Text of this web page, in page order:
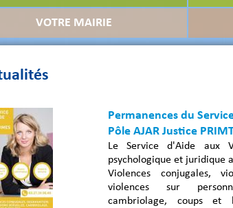
VOTRE MAIRIE
Permanences du
Pôle AJAR Justice
Le Service d'Aide aux
psychologique et juridique
Violences conjugales,
violences sur
cambriolage, coups et